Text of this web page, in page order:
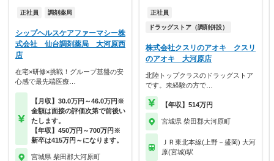
正社員 調剤薬局
シップヘルスケアファーマシー株
式会社 仙台調剤薬局 大河原西
店
在宅×研修×挑戦！グループ基盤の安
心感で最先端医療…
【月収】30.0万円～46.0万円※
金額は面接の評価次第で前後い
たします。
【年収】450万円～700万円※
新卒は415万円～になります。
宮城県 柴田郡大河原町
正社員
ドラッグストア（調剤併設）
株式会社クスリのアオキ クスリ
のアオキ 大河原店
北陸トップクラスのドラッグストア
です。未経験の方で…
【年収】514万円
宮城県 柴田郡大河原町
ＪＲ東北本線(上野－盛岡) 大河
原(宮城)駅